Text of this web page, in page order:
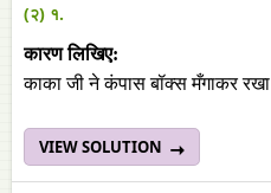
(२) १.
कारण लिखिए:
काका जी ने कंपास बॉक्‍स मँगाकर रखा
VIEW SOLUTION